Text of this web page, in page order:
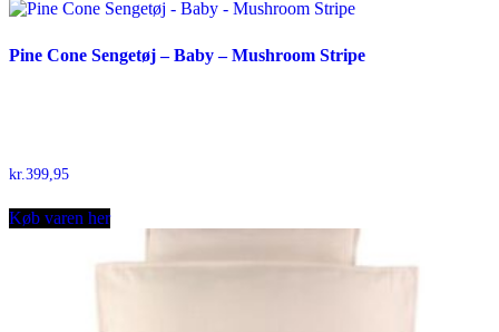
Pine Cone Sengetøj – Baby – Mushroom Stripe
kr. 399,95
Køb varen her